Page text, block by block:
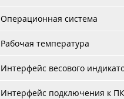
Операционная система
Рабочая температура
Интерфейс весового
Интерфейс подключения к ПК